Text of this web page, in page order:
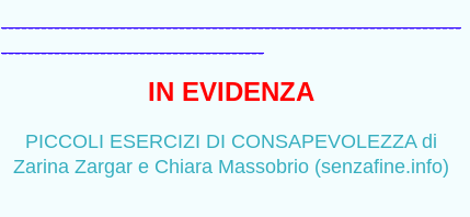
----------------------------------------------------------------------
----------------------------------------
IN EVIDENZA
PICCOLI ESERCIZI DI CONSAPEVOLEZZA di
Zarina Zargar e Chiara Massobrio (senzafine.info)